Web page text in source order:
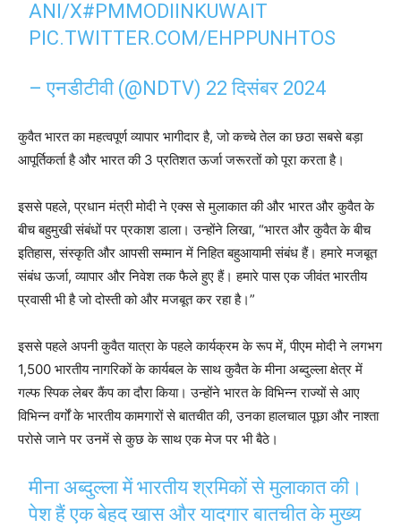
ANI/X#PMMODIINKUWAIT
PIC.TWITTER.COM/EHPPUNHTOS
– एनडीटीवी (@NDTV) 22 दिसंबर 2024
कुवैत भारत का महत्वपूर्ण व्यापार भागीदार है, जो कच्चे तेल का छठा सबसे बड़ा
आपूर्तिकर्ता है और भारत की 3 प्रतिशत ऊर्जा जरूरतों को पूरा करता है।
इससे पहले, प्रधान मंत्री मोदी ने एक्स से मुलाकात की और भारत और कुवैत के
बीच बहुमुखी संबंधों पर प्रकाश डाला। उन्होंने लिखा, “भारत और कुवैत के बीच
इतिहास, संस्कृति और आपसी सम्मान में निहित बहुआयामी संबंध हैं। हमारे मजबूत
संबंध ऊर्जा, व्यापार और निवेश तक फैले हुए हैं। हमारे पास एक जीवंत भारतीय
प्रवासी भी है जो दोस्ती को और मजबूत कर रहा है।”
इससे पहले अपनी कुवैत यात्रा के पहले कार्यक्रम के रूप में, पीएम मोदी ने लगभग
1,500 भारतीय नागरिकों के कार्यबल के साथ कुवैत के मीना अब्दुल्ला क्षेत्र में
गल्फ स्पिक लेबर कैंप का दौरा किया। उन्होंने भारत के विभिन्न राज्यों से आए
विभिन्न वर्गों के भारतीय कामगारों से बातचीत की, उनका हालचाल पूछा और नाश्ता
परोसे जाने पर उनमें से कुछ के साथ एक मेज पर भी बैठे।
मीना अब्दुल्ला में भारतीय श्रमिकों से मुलाकात की।
पेश हैं एक बेहद खास और यादगार बातचीत के मुख्य